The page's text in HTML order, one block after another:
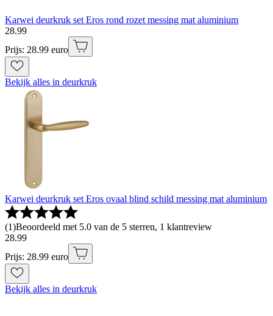
Karwei deurkruk set Eros rond rozet messing mat aluminium
28.99
Prijs: 28.99 euro
Bekijk alles in deurkruk
Karwei deurkruk set Eros ovaal blind schild messing mat aluminium
(1)Beoordeeld met 5.0 van de 5 sterren, 1 klantreview
28.99
Prijs: 28.99 euro
Bekijk alles in deurkruk